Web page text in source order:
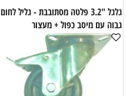
גלגל "3.2 פלטה מסתובבת - גליל לחום
גבוה עם מיסב כפול + מעצור